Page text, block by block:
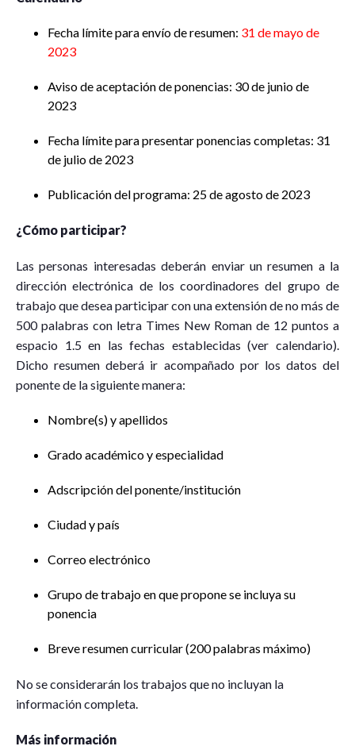
Fecha límite para envío de resumen: 31 de mayo de
2023
Aviso de aceptación de ponencias: 30 de junio de
2023
Fecha límite para presentar ponencias completas: 31
de julio de 2023
Publicación del programa: 25 de agosto de 2023
¿Cómo participar?
Las personas interesadas deberán enviar un resumen a la
dirección electrónica de los coordinadores del grupo de
trabajo que desea participar con una extensión de no más de
500 palabras con letra Times New Roman de 12 puntos a
espacio 1.5 en las fechas establecidas (ver calendario).
Dicho resumen deberá ir acompañado por los datos del
ponente de la siguiente manera:
Nombre(s) y apellidos
Grado académico y especialidad
Adscripción del ponente/institución
Ciudad y país
Correo electrónico
Grupo de trabajo en que propone se incluya su
ponencia
Breve resumen curricular (200 palabras máximo)
No se considerarán los trabajos que no incluyan la
información completa.
Más información